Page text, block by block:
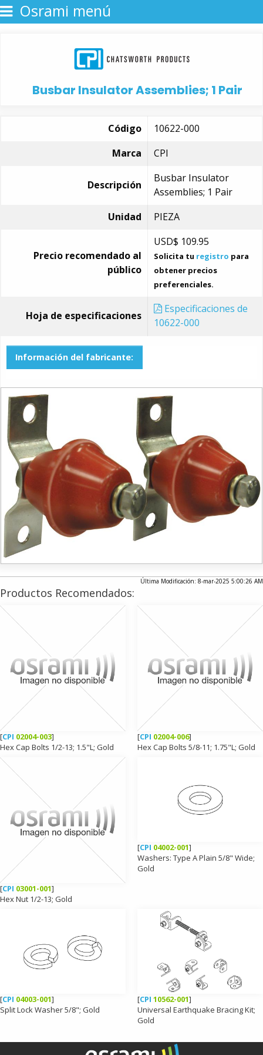
Osrami menú
Busbar Insulator Assemblies; 1 Pair
Código
10622-000
Marca
CPI
Descripción
Busbar Insulator
Assemblies; 1 Pair
Unidad
PIEZA
Precio recomendado al
público
USD$ 109.95
Solicita tu registro para
obtener precios
preferenciales.
Hoja de especificaciones
Especificaciones de
10622-000
Información del fabricante:
Última Modificación: 8-mar-2025 5:00:26 AM
Productos Recomendados:
[CPI 02004-003]
Hex Cap Bolts 1/2-13; 1.5"L; Gold
[CPI 02004-006]
Hex Cap Bolts 5/8-11; 1.75"L; Gold
[CPI 03001-001]
Hex Nut 1/2-13; Gold
[CPI 04002-001]
Washers: Type A Plain 5/8" Wide;
Gold
[CPI 04003-001]
Split Lock Washer 5/8"; Gold
[CPI 10562-001]
Universal Earthquake Bracing Kit;
Gold